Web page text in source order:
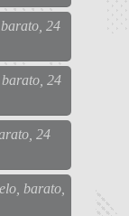
24
24
24
barato,